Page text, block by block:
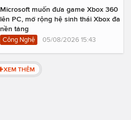
Microsoft muốn đưa game Xbox 360
lên PC, mở rộng hệ sinh thái Xbox đa
nền tảng
Công Nghệ 05/08/2026 15:43
XEM THÊM